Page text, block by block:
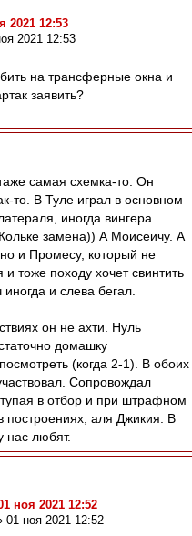
2021 12:53
2021 12:53
на трансферные окна и
заявить?
самая схемка-то. Он
то. В Туле играл в основном
иногда вингера.
замена)) А Моисеичу. А
и Промесу, который не
и тоже походу хочет свинтить
и слева бегал.
он не ахти. Нуль
домашку
(когда 2-1). В обоих
Сопровождал
в отбор и при штрафном
построениях, аля Джикия. В
нас любят.
ноя 2021 12:52
01 ноя 2021 12:52